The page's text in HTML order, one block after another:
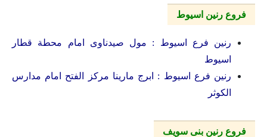
فروع رنين اسيوط
رنين فرع اسيوط : مول صيدناوى امام محطة قطار
اسيوط
رنين فرع اسيوط : ابرج مارينا مركز الفتح امام مدارس
الكوثر
فروع رنين بنى سويف